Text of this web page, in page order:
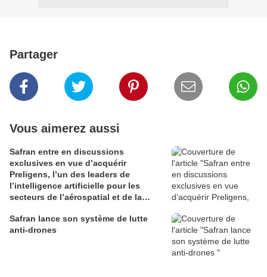
Partager
Vous aimerez aussi
Safran entre en discussions
exclusives en vue d’acquérir
Preligens, l’un des leaders de
l’intelligence artificielle pour les
secteurs de l’aérospatial et de la
Safran lance son système de lutte
anti-drones